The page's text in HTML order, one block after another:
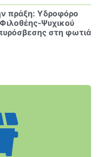
πράξη: Υδροφόρο
Ψυχικού
στη φωτιά